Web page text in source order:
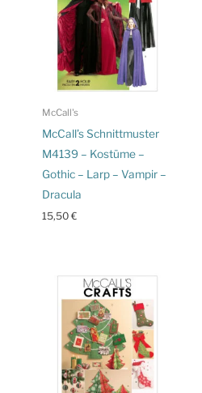
McCall's
McCall’s Schnittmuster
M4139 – Kostüme –
Gothic – Larp – Vampir –
Dracula
15,50€